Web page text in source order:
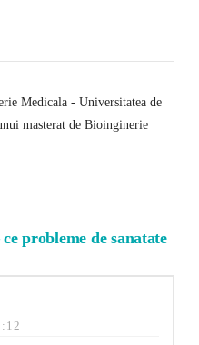
Medicala - Universitatea de
masterat de Bioinginerie
probleme de sanatate